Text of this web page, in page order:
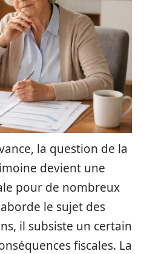
la question de la
devient une
pour de nombreux
le sujet des
il subsiste un certain
fiscales. La